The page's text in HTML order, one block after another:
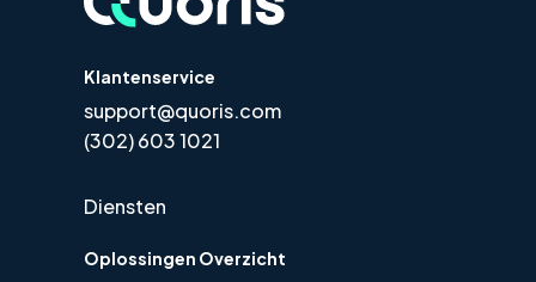
Klantenservice
support@quoris.com
(302) 603 1021
Diensten
Oplossingen Overzicht